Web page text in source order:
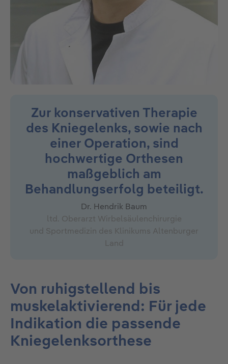
Zur konservativen Therapie
des Kniegelenks, sowie nach
einer Operation, sind
hochwertige Orthesen
maßgeblich am
Behandlungserfolg beteiligt.
Dr. Hendrik Baum
ltd. Oberarzt Wirbelsäulenchirurgie
und Sportmedizin des Klinikums Altenburger
Land
Von ruhigstellend bis
muskelaktivierend: Für jede
Indikation die passende
Kniegelenksorthese